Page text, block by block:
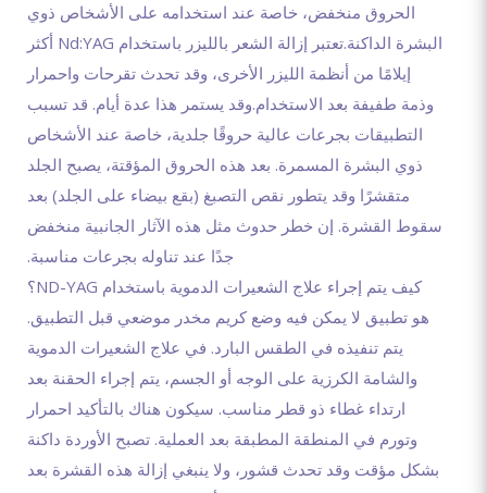
الحروق منخفض، خاصة عند استخدامه على الأشخاص ذوي
البشرة الداكنة.تعتبر إزالة الشعر بالليزر باستخدام Nd:YAG أكثر
إيلامًا من أنظمة الليزر الأخرى، وقد تحدث تقرحات واحمرار
وذمة طفيفة بعد الاستخدام.وقد يستمر هذا عدة أيام. قد تسبب
التطبيقات بجرعات عالية حروقًا جلدية، خاصة عند الأشخاص
ذوي البشرة المسمرة. بعد هذه الحروق المؤقتة، يصبح الجلد
متقشرًا وقد يتطور نقص التصبغ (بقع بيضاء على الجلد) بعد
سقوط القشرة. إن خطر حدوث مثل هذه الآثار الجانبية منخفض
جدًا عند تناوله بجرعات مناسبة.
كيف يتم إجراء علاج الشعيرات الدموية باستخدام ND-YAG؟
هو تطبيق لا يمكن فيه وضع كريم مخدر موضعي قبل التطبيق.
يتم تنفيذه في الطقس البارد. في علاج الشعيرات الدموية
والشامة الكرزية على الوجه أو الجسم، يتم إجراء الحقنة بعد
ارتداء غطاء ذو ​​قطر مناسب. سيكون هناك بالتأكيد احمرار
وتورم في المنطقة المطبقة بعد العملية. تصبح الأوردة داكنة
بشكل مؤقت وقد تحدث قشور، ولا ينبغي إزالة هذه القشرة بعد